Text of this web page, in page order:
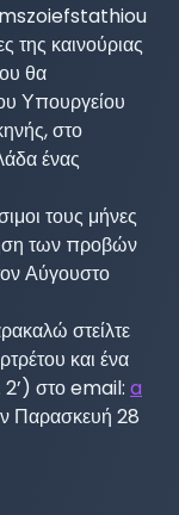
της καινούριας
θα
Υπουργείου
στο
ένας
τους μήνες
των προβών
Αύγουστο
στείλτε
και ένα
στο email: a
Παρασκευή 28